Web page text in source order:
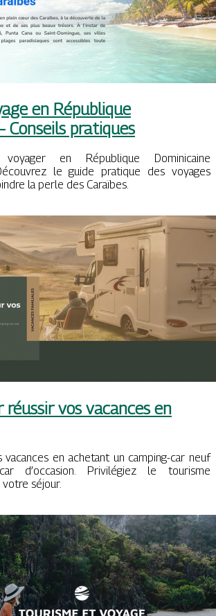
en République
Conseils pratiques
en République Dominicaine
le guide pratique des voyages
la perle des Caraïbes.
réussir vos vacances en
vacances en achetant un camping-car neuf
d’occasion. Privilégiez le tourisme
séjour.